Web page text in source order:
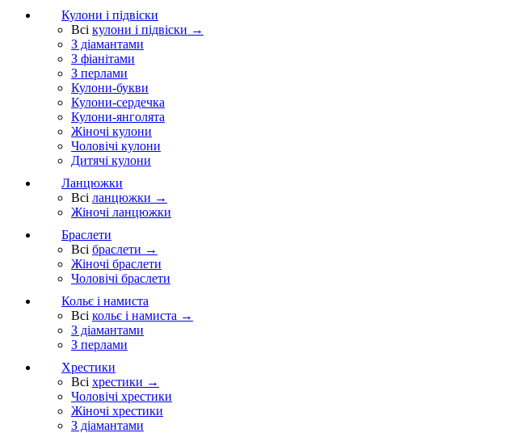
Кулони і підвіски
Всі кулони і підвіски →
З діамантами
З фіанітами
З перлами
Кулони-букви
Кулони-сердечка
Кулони-янголята
Жіночі кулони
Чоловічі кулони
Дитячі кулони
Ланцюжки
Всі ланцюжки →
Жіночі ланцюжки
Браслети
Всі браслети →
Жіночі браслети
Чоловічі браслети
Кольє і намиста
Всі кольє і намиста →
З діамантами
З перлами
Хрестики
Всі хрестики →
Чоловічі хрестики
Жіночі хрестики
З діамантами